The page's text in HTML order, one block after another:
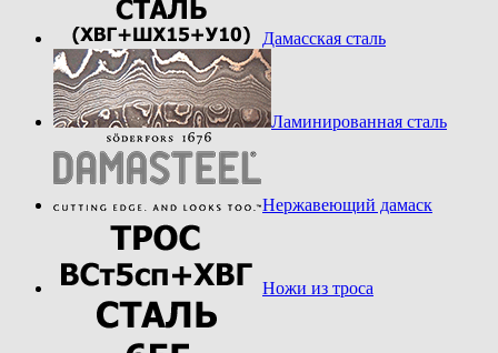
Дамасская сталь
Ламинированная сталь
Нержавеющий дамаск
Ножи из троса